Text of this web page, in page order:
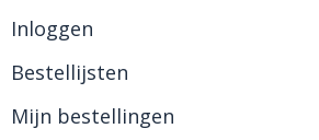
Inloggen
Bestellijsten
Mijn bestellingen